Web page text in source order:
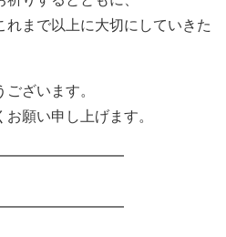
まで以上に大切にしていきた
ざいます。
願い申し上げます。